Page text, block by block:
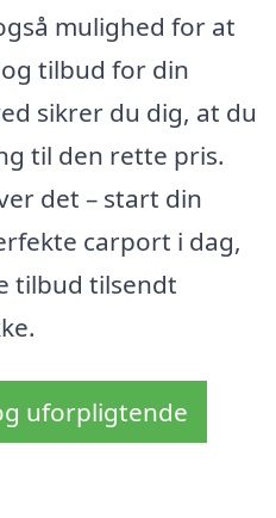
mulighed for at
tilbud for din
sikrer du dig, at du
til den rette pris.
det – start din
carport i dag,
tilbud tilsendt
uforpligtende